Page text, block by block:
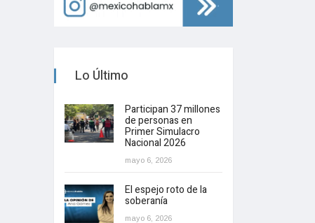
Lo Último
Participan 37 millones
de personas en
Primer Simulacro
Nacional 2026
mayo 6, 2026
El espejo roto de la
soberanía
mayo 6, 2026